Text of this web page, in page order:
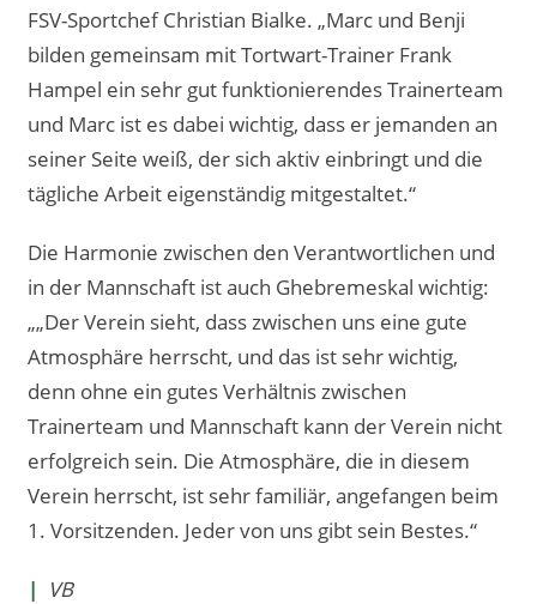
FSV-Sportchef Christian Bialke. „Marc und Benji
bilden gemeinsam mit Tortwart-Trainer Frank
Hampel ein sehr gut funktionierendes Trainerteam
und Marc ist es dabei wichtig, dass er jemanden an
seiner Seite weiß, der sich aktiv einbringt und die
tägliche Arbeit eigenständig mitgestaltet.“
Die Harmonie zwischen den Verantwortlichen und
in der Mannschaft ist auch Ghebremeskal wichtig:
„„Der Verein sieht, dass zwischen uns eine gute
Atmosphäre herrscht, und das ist sehr wichtig,
denn ohne ein gutes Verhältnis zwischen
Trainerteam und Mannschaft kann der Verein nicht
erfolgreich sein. Die Atmosphäre, die in diesem
Verein herrscht, ist sehr familiär, angefangen beim
1. Vorsitzenden. Jeder von uns gibt sein Bestes.“
| VB